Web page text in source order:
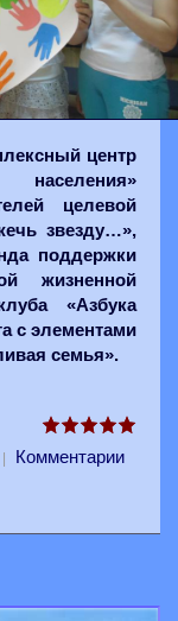
центр
целевой
звезду…»,
поддержки
жизненной
«Азбука
с элементами
семья».
|
Комментарии